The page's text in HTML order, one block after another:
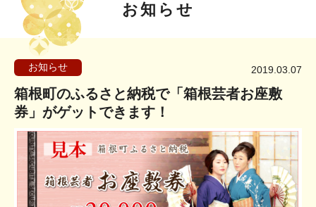
お知らせ
箱根町のふるさと納税で「箱根芸者お座敷
券」がゲットできます！
2019.03.07
お知らせ